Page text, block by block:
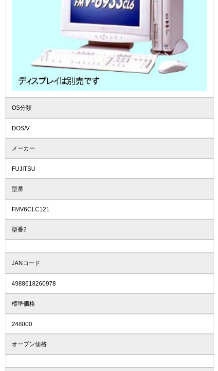
OS分類
DOS/V
メーカー
FUJITSU
型番
FMV6CLC121
型番2
JANコード
4988618260978
標準価格
248000
オープン価格